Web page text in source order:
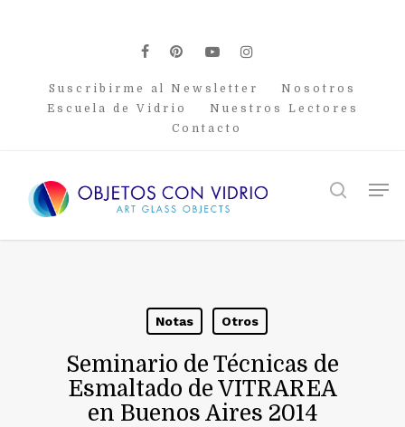
facebook
pinterest
youtubeinstagram
Suscribirme al Newsletter
Nosotros
Escuela de Vidrio
Nuestros Lectores
Contacto
search
Notas Otros
Seminario de Técnicas de
Esmaltado de VITRAREA
en Buenos Aires 2014